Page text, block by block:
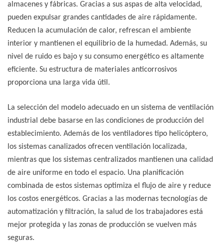
almacenes y fábricas. Gracias a sus aspas de alta velocidad,
pueden expulsar grandes cantidades de aire rápidamente.
Reducen la acumulación de calor, refrescan el ambiente
interior y mantienen el equilibrio de la humedad. Además, su
nivel de ruido es bajo y su consumo energético es altamente
eficiente. Su estructura de materiales anticorrosivos
proporciona una larga vida útil.
La selección del modelo adecuado en un sistema de ventilación
industrial debe basarse en las condiciones de producción del
establecimiento. Además de los ventiladores tipo helicóptero,
los sistemas canalizados ofrecen ventilación localizada,
mientras que los sistemas centralizados mantienen una calidad
de aire uniforme en todo el espacio. Una planificación
combinada de estos sistemas optimiza el flujo de aire y reduce
los costos energéticos. Gracias a las modernas tecnologías de
automatización y filtración, la salud de los trabajadores está
mejor protegida y las zonas de producción se vuelven más
seguras.